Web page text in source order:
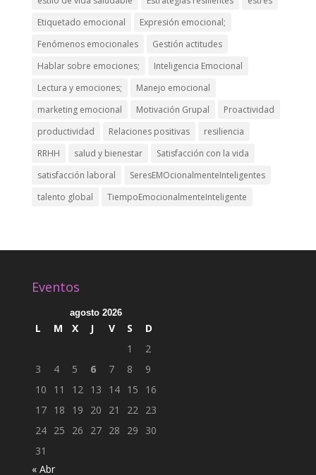
Etiquetado emocional
Expresión emocional;
Fenómenos emocionales
Gestión actitudes
Hablar sobre emociones;
Inteligencia Emocional
Lectura y emociones;
Manejo emocional
marketing emocional
Motivación Grupal
Proactividad
productividad
Relaciones positivas
resiliencia
RRHH
salud y bienestar
Satisfacción con la vida
satisfacción laboral
SeresEMOcionalmenteInteligentes
talento global
TiempoEmocionalmenteInteligente
Eventos
agosto 2026
L M X J V S
D
1
2
3
4 5 6 7 8
9
10
11 12 13 14 15
16
17 18 19 20 21 22
23
24 25 26 27 28 29
30
31
« Abr